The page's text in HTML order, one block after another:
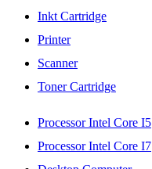
Inkt Cartridge
Printer
Scanner
Toner Cartridge
Processor Intel Core I5
Processor Intel Core I7